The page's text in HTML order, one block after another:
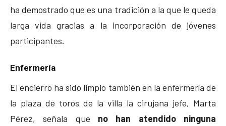
ha demostrado que es una tradición a la que le queda
larga vida gracias a la incorporación de jóvenes
participantes.
Enfermería
El encierro ha sido limpio también en la enfermería de
la plaza de toros de la villa la cirujana jefe, Marta
Pérez, señala que no han atendido ninguna